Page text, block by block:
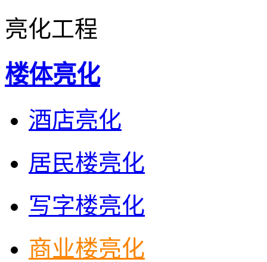
亮化工程
楼体亮化
酒店亮化
居民楼亮化
写字楼亮化
商业楼亮化